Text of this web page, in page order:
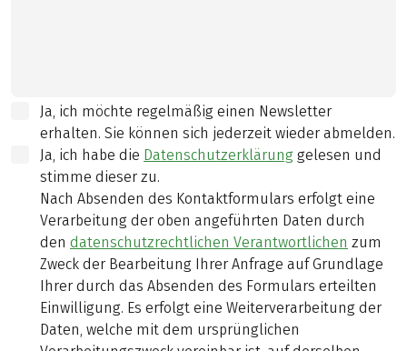
Ja, ich möchte regelmäßig einen Newsletter
erhalten. Sie können sich jederzeit wieder abmelden.
Ja, ich habe die Datenschutzerklärung gelesen und
stimme dieser zu.
Nach Absenden des Kontaktformulars erfolgt eine
Verarbeitung der oben angeführten Daten durch
den datenschutzrechtlichen Verantwortlichen zum
Zweck der Bearbeitung Ihrer Anfrage auf Grundlage
Ihrer durch das Absenden des Formulars erteilten
Einwilligung. Es erfolgt eine Weiterverarbeitung der
Daten, welche mit dem ursprünglichen